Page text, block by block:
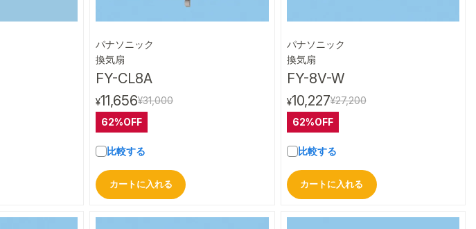
パナソニック
換気扇
FY-CL8A
¥11,656¥31,000
62%OFF
比較する
カートに入れる
パナソニック
換気扇
FY-8V-W
¥10,227¥27,200
62%OFF
比較する
カートに入れる